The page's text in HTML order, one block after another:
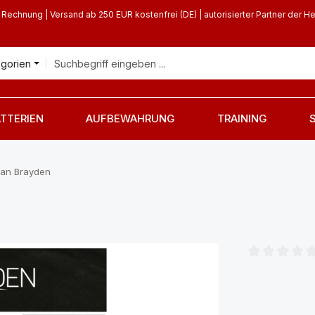
| Versand ab 250 EUR kostenfrei (DE) | autorisierter Partner der
AUFBEWAHRUNG TRAINING
Brayden